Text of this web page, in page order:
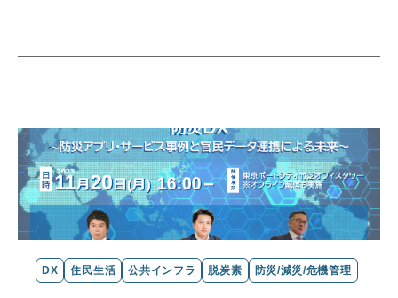
DX 住民生活 公共インフラ 脱炭素 防災/減災/危機管理